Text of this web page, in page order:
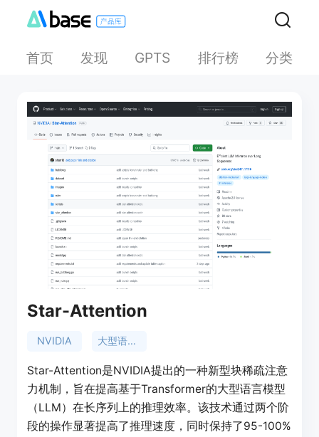
首页 发现 GPTS 排行榜 分类
Star-Attention
NVIDIA 大型语言模型
Star-Attention是NVIDIA提出的一种新型块稀疏注意
力机制，旨在提高基于Transformer的大型语言模型
（LLM）在长序列上的推理效率。该技术通过两个阶
段的操作显著提高了推理速度，同时保持了95-100%